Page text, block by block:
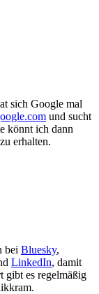
sich Google mal
und sucht
könnt ich dann
erhalten.
bei Bluesky,
LinkedIn, damit
gibt es regelmäßig